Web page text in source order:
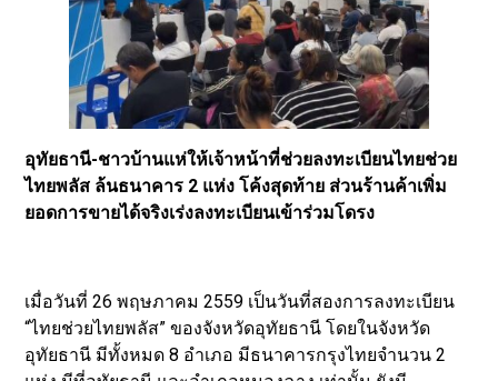
อุทัยธานี-ชาวบ้านแห่ให้เจ้าหน้าที่ช่วยลงทะเบียนไทยช่วย
ไทยพลัส ล้นธนาคาร 2 แห่ง โค้งสุดท้าย ส่วนร้านค้าเพิ่ม
ยอดการขายได้จริงเร่งลงทะเบียนเข้าร่วมโดรง
เมื่อวันที่ 26 พฤษภาคม 2559 เป็นวันที่สองการลงทะเบียน
“ไทยช่วยไทยพลัส” ของจังหวัดอุทัยธานี โดยในจังหวัด
อุทัยธานี มีทั้งหมด 8 อำเภอ มีธนาคารกรุงไทยจำนวน 2